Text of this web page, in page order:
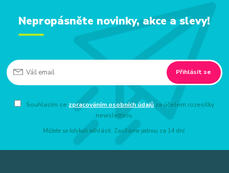
Nepropásněte novinky, akce a slevy!
Přihlásit se
Souhlasím se zpracováním osobních údajů za účelem rozesílky
newsletteru.
Můžete se kdykoli odhlásit. Zasíláme jednou za 14 dní.